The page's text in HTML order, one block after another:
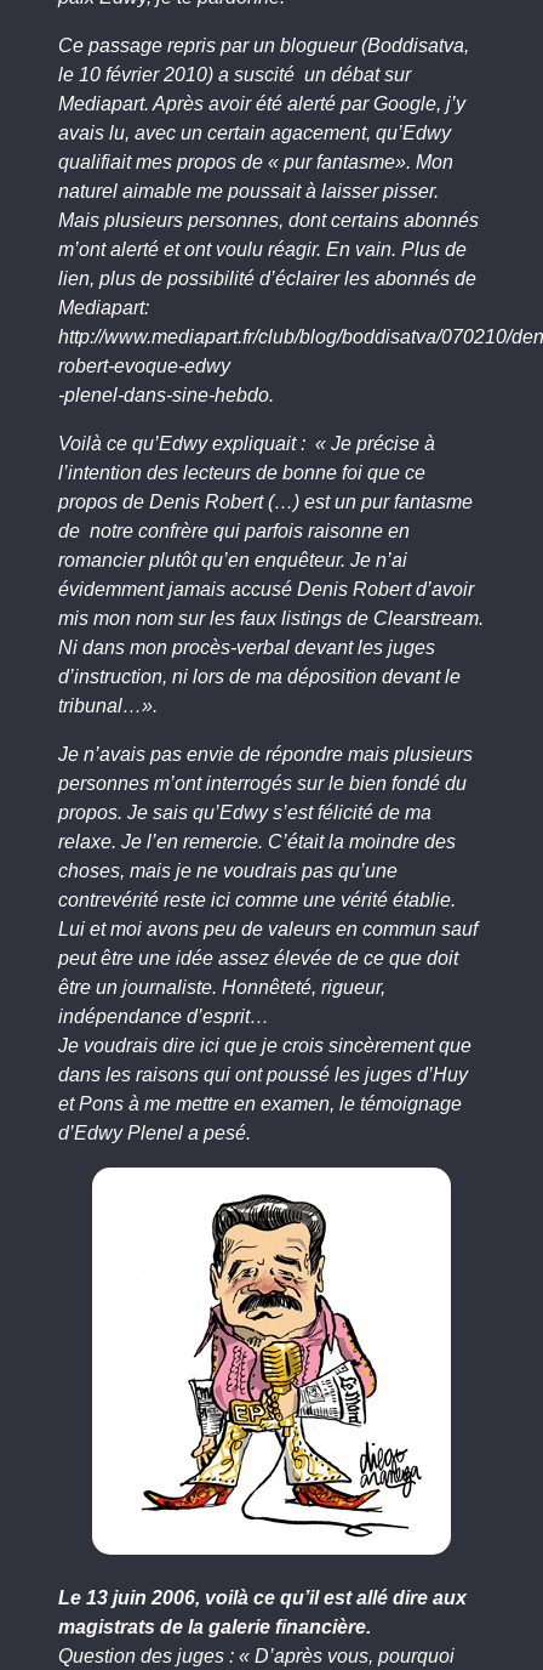
Ce passage repris par un blogueur (Boddisatva,
le 10 février 2010) a suscité un débat sur
Mediapart. Après avoir été alerté par Google, j’y
avais lu, avec un certain agacement, qu’Edwy
qualifiait mes propos de « pur fantasme». Mon
naturel aimable me poussait à laisser pisser.
Mais plusieurs personnes, dont certains abonnés
m’ont alerté et ont voulu réagir. En vain. Plus de
lien, plus de possibilité d’éclairer les abonnés de
Mediapart:
http://www.mediapart.fr/club/blog/boddisatva/070210/
robert-evoque-edwy
-plenel-dans-sine-hebdo.
Voilà ce qu’Edwy expliquait : « Je précise à
l’intention des lecteurs de bonne foi que ce
propos de Denis Robert (…) est un pur fantasme
de notre confrère qui parfois raisonne en
romancier plutôt qu’en enquêteur. Je n’ai
évidemment jamais accusé Denis Robert d’avoir
mis mon nom sur les faux listings de Clearstream.
Ni dans mon procès-verbal devant les juges
d’instruction, ni lors de ma déposition devant le
tribunal…».
Je n’avais pas envie de répondre mais plusieurs
personnes m’ont interrogés sur le bien fondé du
propos. Je sais qu’Edwy s’est félicité de ma
relaxe. Je l’en remercie. C’était la moindre des
choses, mais je ne voudrais pas qu’une
contrevérité reste ici comme une vérité établie.
Lui et moi avons peu de valeurs en commun sauf
peut être une idée assez élevée de ce que doit
être un journaliste. Honnêteté, rigueur,
indépendance d’esprit…
Je voudrais dire ici que je crois sincèrement que
dans les raisons qui ont poussé les juges d’Huy
et Pons à me mettre en examen, le témoignage
d’Edwy Plenel a pesé.
Le 13 juin 2006, voilà ce qu’il est allé dire aux
magistrats de la galerie financière.
Question des juges : « D’après vous, pourquoi